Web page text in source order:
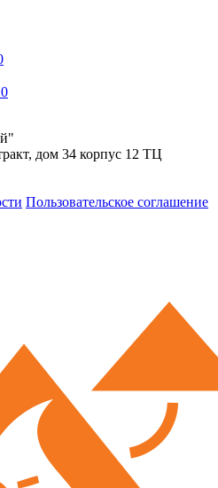
0
дом 34 корпус 12 ТЦ
Пользовательское соглашение